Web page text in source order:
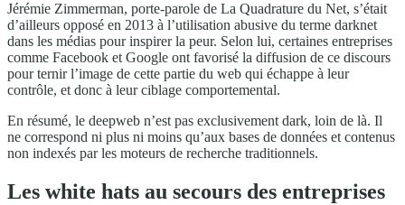
Jérémie Zimmerman, porte-parole de La Quadrature du Net, s’était
d’ailleurs opposé en 2013 à l’utilisation abusive du terme darknet
dans les médias pour inspirer la peur. Selon lui, certaines entreprises
comme Facebook et Google ont favorisé la diffusion de ce discours
pour ternir l’image de cette partie du web qui échappe à leur
contrôle, et donc à leur ciblage comportemental.
En résumé, le deepweb n’est pas exclusivement dark, loin de là. Il
ne correspond ni plus ni moins qu’aux bases de données et contenus
non indexés par les moteurs de recherche traditionnels.
Les white hats au secours des entreprises